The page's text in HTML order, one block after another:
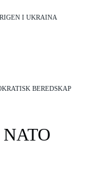
I UKRAINA
BEREDSKAP